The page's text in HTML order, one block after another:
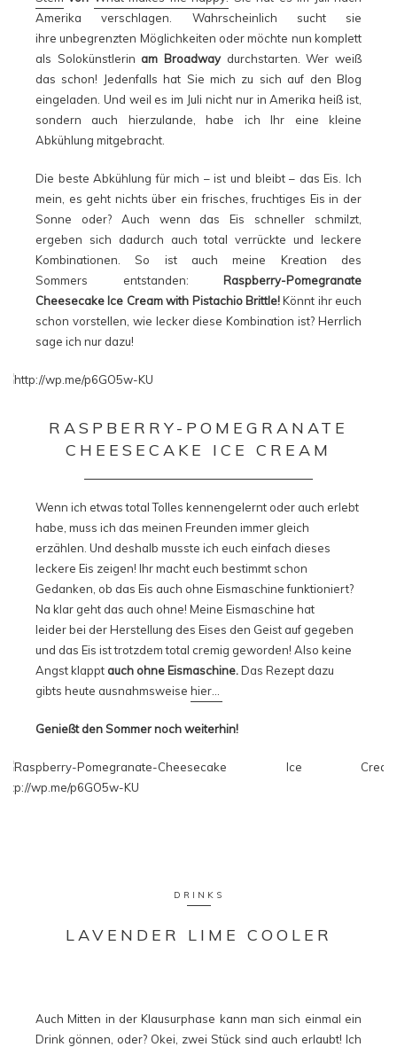
Amerika verschlagen. Wahrscheinlich sucht sie
ihre unbegrenzten Möglichkeiten oder möchte nun komplett
als Solokünstlerin am Broadway durchstarten. Wer weiß
das schon! Jedenfalls hat Sie mich zu sich auf den Blog
eingeladen. Und weil es im Juli nicht nur in Amerika heiß ist,
sondern auch hierzulande, habe ich Ihr eine kleine
Abkühlung mitgebracht.
Die beste Abkühlung für mich – ist und bleibt – das Eis. Ich
mein, es geht nichts über ein frisches, fruchtiges Eis in der
Sonne oder? Auch wenn das Eis schneller schmilzt,
ergeben sich dadurch auch total verrückte und leckere
Kombinationen. So ist auch meine Kreation des
Sommers entstanden: Raspberry-Pomegranate
Cheesecake Ice Cream with Pistachio Brittle!Könnt ihr euch
schon vorstellen, wie lecker diese Kombination ist? Herrlich
sage ich nur dazu!
RASPBERRY-POMEGRANATE
CHEESECAKE ICE CREAM
Wenn ich etwas total Tolles kennengelernt oder auch erlebt
habe, muss ich das meinen Freunden immer gleich
erzählen. Und deshalb musste ich euch einfach dieses
leckere Eis zeigen! Ihr macht euch bestimmt schon
Gedanken, ob das Eis auch ohne Eismaschine funktioniert?
Na klar geht das auch ohne! Meine Eismaschine hat
leider bei der Herstellung des Eises den Geist auf gegeben
und das Eis ist trotzdem total cremig geworden! Also keine
Angst klappt auch ohne Eismaschine.Das Rezept dazu
gibts heute ausnahmsweise hier…
Genießt den Sommer noch weiterhin!
DRINKS
LAVENDER LIME COOLER
Auch Mitten in der Klausurphase kann man sich einmal ein
Drink gönnen, oder? Okei, zwei Stück sind auch erlaubt! Ich